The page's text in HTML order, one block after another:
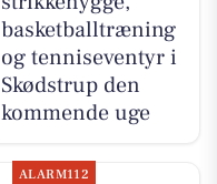
basketballtræning
og tenniseventyr i
Skødstrup den
kommende uge
ALARM112